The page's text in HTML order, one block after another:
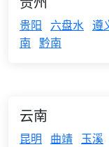
贵阳 六盘水 遵
南 黔南
云南
昆明 曲靖 玉溪